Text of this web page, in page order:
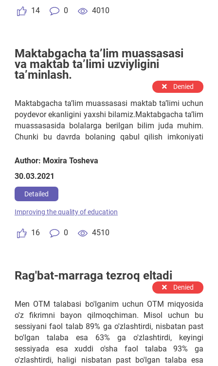
qolmaydi.
14 0 4010
Maktabgacha ta’lim muassasasi
va maktab ta’limi uzviyligini
ta’minlash.
Denied
Maktabgacha ta’lim muassasasi maktab ta’limi uchun
poydevor ekanligini yaxshi bilamiz.Maktabgacha ta’lim
muassasasida bolalarga berilgan bilim juda muhim.
Chunki bu davrda bolaning qabul qilish imkoniyati
orqali olgan bilimlari maktab darslarini oson
"Mental arifmetika" "Konstruktorlik","Mexatronika"
fanlaridan qo'shimcha mashg'ulotlar tashkil qilish
nazarda tutiladi.
Author: Moxira Tosheva
30.03.2021
Detailed
16 0 4510
Improving the quality of education
Rag'bat-marraga tezroq eltadi
Denied
Men OTM talabasi bo'lganim uchun OTM miqyosida
o'z fikrimni bayon qilmoqchiman. Misol uchun bu
sessiyani faol talab 89% ga o'zlashtirdi, nisbatan past
bo'lgan talaba esa 63% ga o'zlashtirdi, keyingi
sessiyada esa xuddi o'sha faol talaba 93% ga
o'zlashtirdi, haligi nisbatan past bo'lgan talaba esa